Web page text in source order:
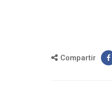
Compartir